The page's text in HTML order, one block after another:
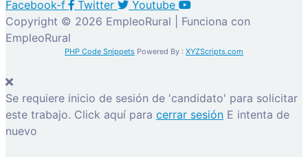
Facebook-f Twitter
Youtube
Copyright © 2026 EmpleoRural | Funciona con
EmpleoRural
PHP Code Snippets Powered By : XYZScripts.com
Se requiere inicio de sesión de 'candidato' para solicitar
este trabajo. Click aquí para cerrar sesión E intenta de
nuevo